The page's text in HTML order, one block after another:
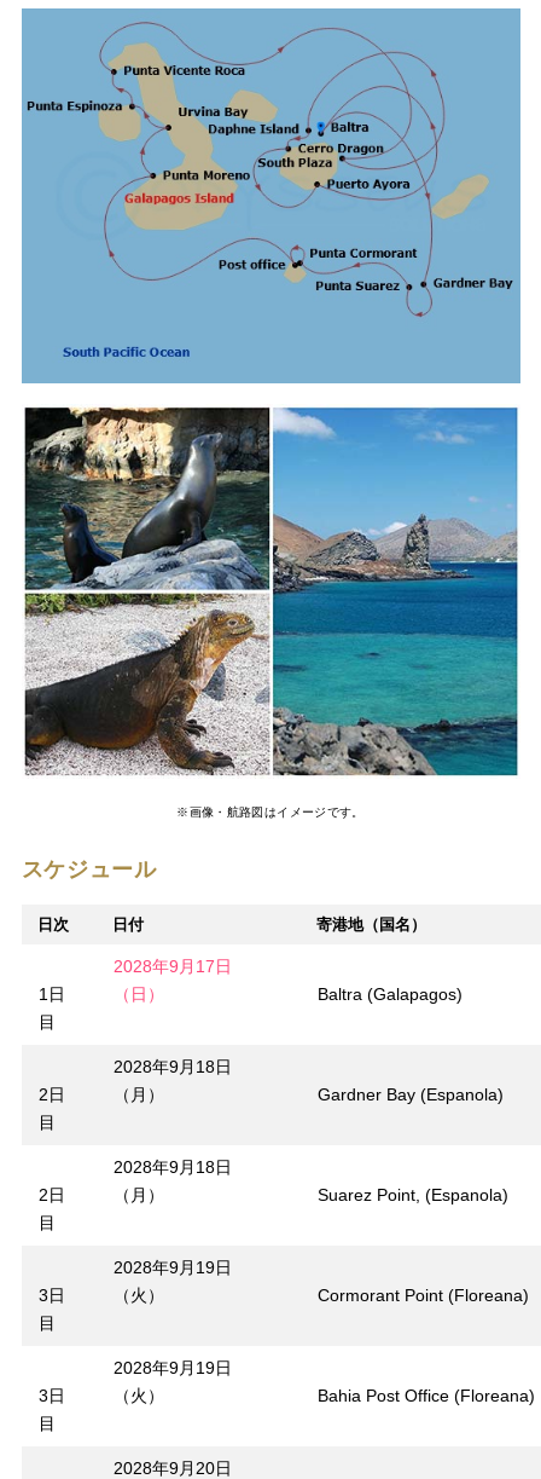
※画像・航路図はイメージです。
スケジュール
日次 日付 寄港地（国名）
1日
目
2028年9月17日
（日）
Baltra (Galapagos)
2日
目
2028年9月18日
（月）
Gardner Bay (Espanola)
2日
目
2028年9月18日
（月）
Suarez Point, (Espanola)
3日
目
2028年9月19日
（火）
Cormorant Point (Floreana)
3日
目
2028年9月19日
（火）
Bahia Post Office (Floreana)
2028年9月20日